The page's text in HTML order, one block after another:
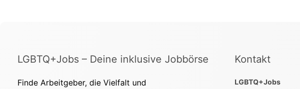
LGBTQ+Jobs – Deine inklusive Jobbörse
Finde Arbeitgeber, die Vielfalt und
Kontakt
LGBTQ+Jobs